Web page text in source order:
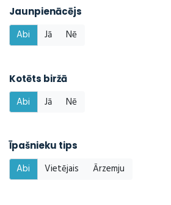
Jaunpienācējs
Abi Jā Nē
Kotēts biržā
Abi Jā Nē
Īpašnieku tips
Abi Vietējais Ārzemju